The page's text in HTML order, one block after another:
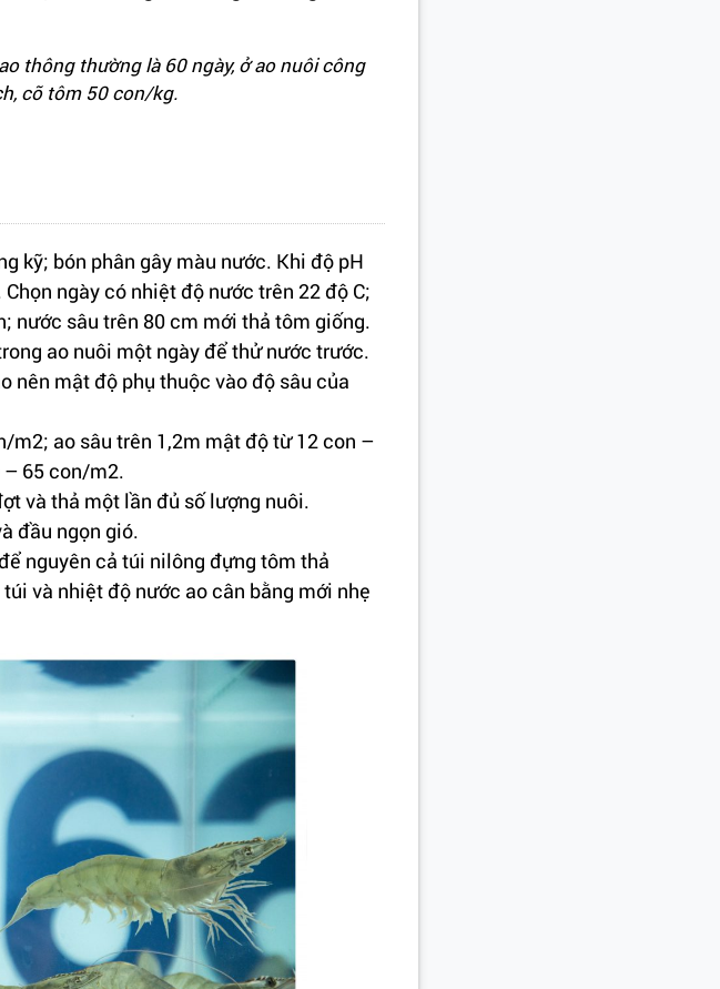
thông thường là 60 ngày, ở ao nuôi công
cỡ tôm 50 con/kg.
kỹ; bón phân gây màu nước. Khi độ pH
ngày có nhiệt độ nước trên 22 độ C;
nước sâu trên 80 cm mới thả tôm giống.
ao nuôi một ngày để thử nước trước.
nên mật độ phụ thuộc vào độ sâu của
m2; ao sâu trên 1,2m mật độ từ 12 con –
– 65 con/m2.
và thả một lần đủ số lượng nuôi.
đầu ngọn gió.
nguyên cả túi nilông đựng tôm thả
và nhiệt độ nước ao cân bằng mới nhẹ